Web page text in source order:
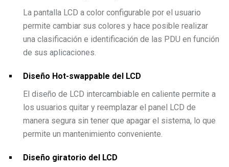
La pantalla LCD a color configurable por el usuario
permite cambiar sus colores y hace posible realizar
una clasificación e identificación de las PDU en función
de sus aplicaciones.
Diseño Hot-swappable del LCD
El diseño de LCD intercambiable en caliente permite a
los usuarios quitar y reemplazar el panel LCD de
manera segura sin tener que apagar el sistema, lo que
permite un mantenimiento conveniente.
Diseño giratorio del LCD